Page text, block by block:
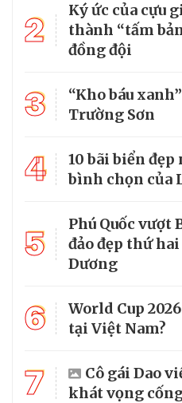
2
Ký ức của cựu
thành “tấm
đồng đội
3
“Kho báu
Trường Sơn
4
10 bãi biển
bình chọn của
5
Phú Quốc
đảo đẹp thứ
Dương
6
World Cup
tại Việt Nam?
7
Cô gái Dao
khát vọng